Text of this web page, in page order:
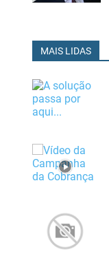
MAIS LIDAS